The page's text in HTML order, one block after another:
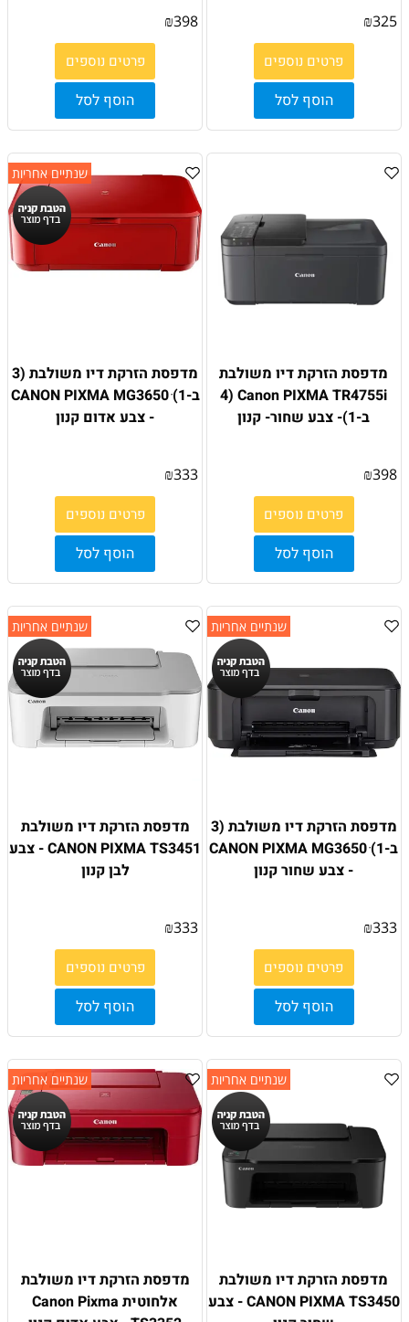
₪325
פרטים נוספים
הוסף לסל
₪398
פרטים נוספים
הוסף לסל
מדפסת הזרקת דיו משולבת
Canon PIXMA TR4755i (4
ב-1)- צבע שחור- קנון
₪398
פרטים נוספים
הוסף לסל
שנתיים אחריות
מדפסת הזרקת דיו משולבת (3
ב-1) ׁCANON PIXMA MG3650
- צבע אדום קנון
₪333
פרטים נוספים
הוסף לסל
שנתיים אחריות
מדפסת הזרקת דיו משולבת (3
ב-1) ׁCANON PIXMA MG3650
- צבע שחור קנון
₪333
פרטים נוספים
הוסף לסל
שנתיים אחריות
מדפסת הזרקת דיו משולבת
CANON PIXMA TS3451 - צבע
לבן קנון
₪333
פרטים נוספים
הוסף לסל
שנתיים אחריות
מדפסת הזרקת דיו משולבת
CANON PIXMA TS3450 - צבע
שנתיים אחריות
מדפסת הזרקת דיו משולבת
אלחוטית Canon Pixma